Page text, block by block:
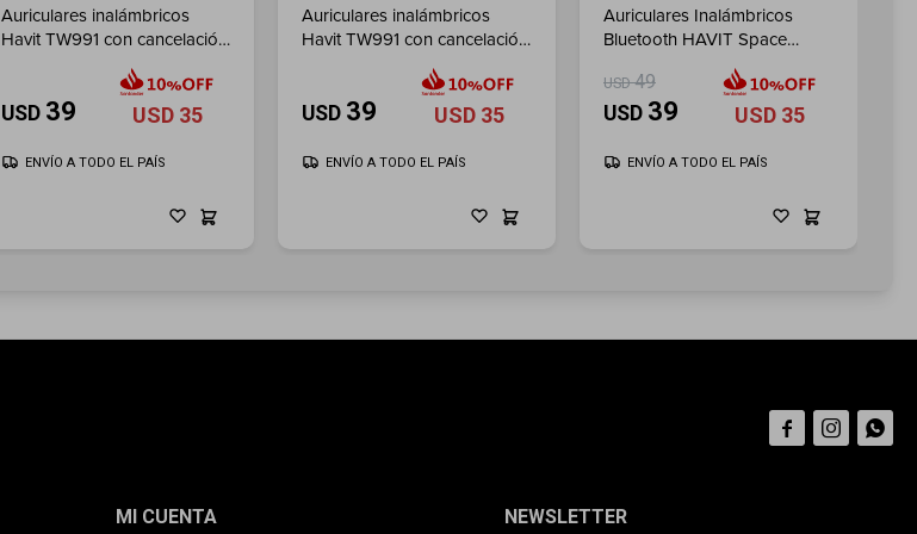
Auriculares inalámbricos
Havit TW991 con cancelación
USD 39 USD 35
ENVÍO A TODO EL PAÍS
Auriculares inalámbricos
Havit TW991 con cancelación
USD 39 USD 35
ENVÍO A TODO EL PAÍS
Auriculares Inalámbricos
Bluetooth HAVIT Space
USD 49
USD 39 USD 35
ENVÍO A TODO EL PAÍS
NEWSLETTER
MI CUENTA
  